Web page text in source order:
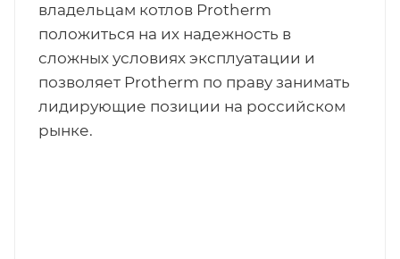
владельцам котлов Protherm
положиться на их надежность в
сложных условиях эксплуатации и
позволяет Protherm по праву занимать
лидирующие позиции на российском
рынке.